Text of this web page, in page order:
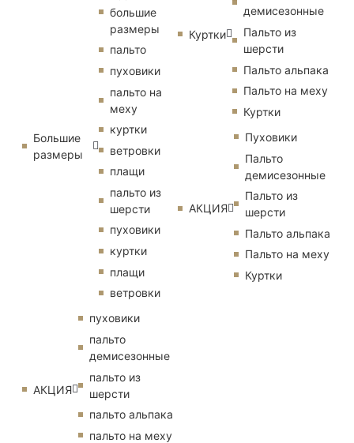
Большие
размеры
большие
размеры
пальто
пуховики
пальто на
меху
куртки
ветровки
плащи
пальто из
шерсти
пуховики
куртки
плащи
ветровки
АКЦИЯ
пуховики
пальто
демисезонные
пальто из
шерсти
пальто альпака
пальто на меху
Куртки
демисезонные
Пальто из
шерсти
Пальто альпака
Пальто на меху
Куртки
АКЦИЯ
Пуховики
Пальто
демисезонные
Пальто из
шерсти
Пальто альпака
Пальто на меху
Куртки